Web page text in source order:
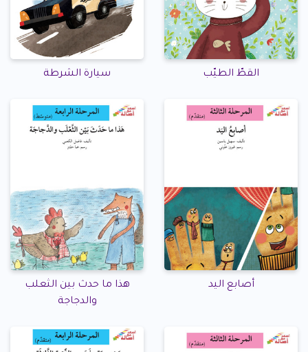
القطّ الطيّب سيارة الشرطة
أصابع اليد
هذا ما حدث بين الثعلب
والدجاجة